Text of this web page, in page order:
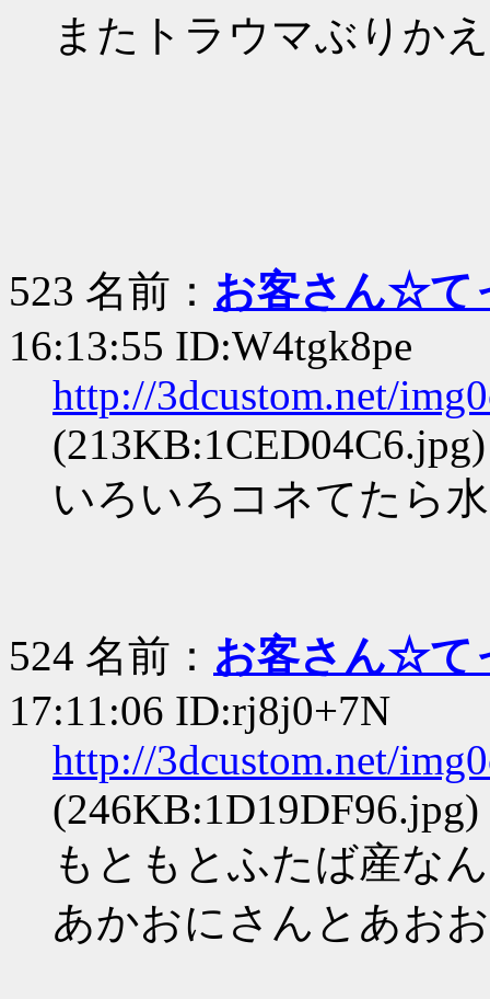
またトラウマぶりか
523 名前： お客さん☆て
16:13:55 ID:W4tgk8pe
http://3dcustom.net/
(213KB:1CED04C6.jpg)
いろいろコネてたら
524 名前： お客さん☆て
17:11:06 ID:rj8j0+7N
http://3dcustom.net/
(246KB:1D19DF96.jpg)
もともとふたば産な
あかおにさんとあお